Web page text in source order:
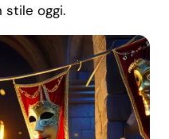
stile oggi.